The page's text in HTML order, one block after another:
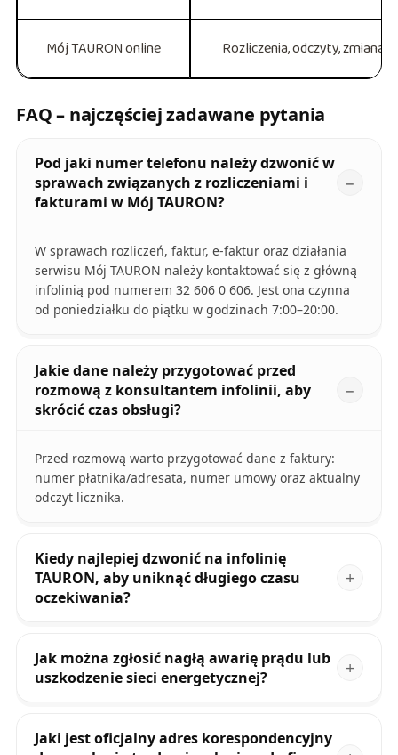
Mój TAURON online Rozliczenia, odczyty, zmiana
FAQ – najczęściej zadawane pytania
Pod jaki numer telefonu należy dzwonić w
sprawach związanych z rozliczeniami i
fakturami w Mój TAURON?
W sprawach rozliczeń, faktur, e-faktur oraz działania
serwisu Mój TAURON należy kontaktować się z główną
infolinią pod numerem 32 606 0 606. Jest ona czynna
od poniedziałku do piątku w godzinach 7:00–20:00.
Jakie dane należy przygotować przed
rozmową z konsultantem infolinii, aby
skrócić czas obsługi?
Przed rozmową warto przygotować dane z faktury:
numer płatnika/adresata, numer umowy oraz aktualny
odczyt licznika.
Kiedy najlepiej dzwonić na infolinię
TAURON, aby uniknąć długiego czasu
oczekiwania?
Jak można zgłosić nagłą awarię prądu lub
uszkodzenie sieci energetycznej?
Jaki jest oficjalny adres korespondencyjny